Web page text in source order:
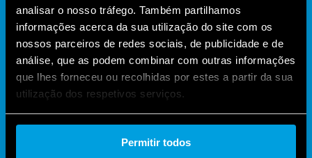
analisar o nosso tráfego. Também partilhamos
informações acerca da sua utilização do site com os
nossos parceiros de redes sociais, de publicidade e de
análise, que as podem combinar com outras informações
que lhes forneceu ou recolhidas por estes a partir da sua
utilização dos respetivos serviços.
Cookie policy.
Permitir todos
4 contatos reversíveis ou 3 contatos NA + 1
contato reversível
Tensão de alimentação DC
Tempo de operação ≤ 3 ms
LED para presença de alimentação da bobina
Montagem em trilho DIN 35 mm (EN 60715
sendo adequada para montagem na base tipo 90.21.